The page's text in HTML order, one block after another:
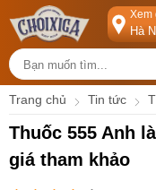
Xem
Trang chủ Tin tức
Thuốc 555 Anh
giá tham khảo